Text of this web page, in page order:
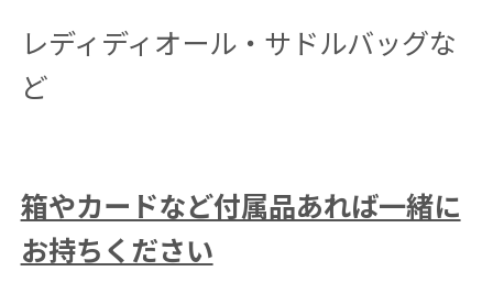
レディディオール・サドルバッグな
ど
箱やカードなど付属品あれば一緒に
お持ちください